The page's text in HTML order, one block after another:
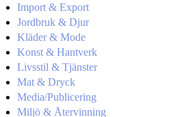
Import & Export
Jordbruk & Djur
Kläder & Mode
Konst & Hantverk
Livsstil & Tjänster
Mat & Dryck
Media/Publicering
Miljö & Återvinning